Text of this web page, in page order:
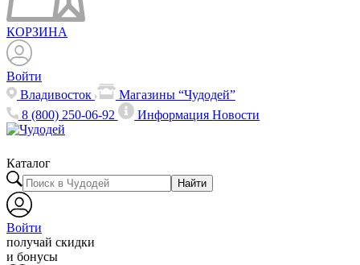
КОРЗИНА
Войти
Владивосток
Магазины “Чудодей”
8 (800) 250-06-92
ИнформацияНовости
Каталог
Найти
Войти
получай скидки
и бонусы